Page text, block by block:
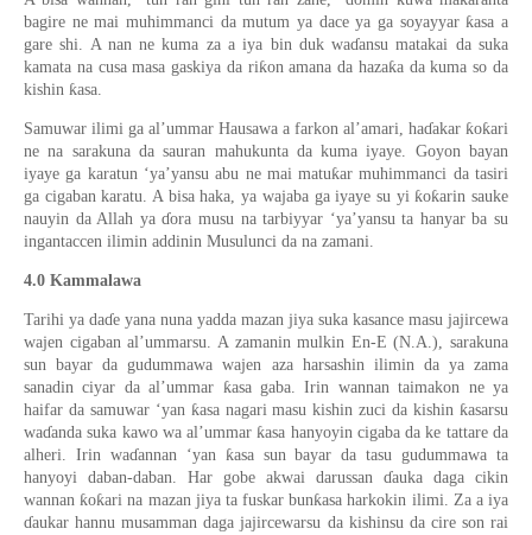
bagire ne mai muhimmanci da mutum ya dace ya ga soyayyarƙasa a
gare shi. A nan ne kuma za a iya bin duk waɗansu matakai da suka
kamata na cusa masa gaskiya da riƙon amana da hazaƙa da kuma so da
kishin ƙasa.
Samuwar ilimi ga al’ummar Hausawa a farkon al’amari, haɗakar ƙoƙari
ne na sarakuna da sauran mahukunta da kuma iyaye. Goyon bayan
iyaye ga karatun ‘ya’yansu abu ne mai matuƙar muhimmanci da tasiri
ga cigaban karatu. A bisa haka, ya wajaba ga iyaye su yiƙoƙarin sauke
nauyin da Allah yaɗora musu na tarbiyyar ‘ya’yansu ta hanyar ba su
ingantaccen ilimin addinin Musulunci da na zamani.
4.0 Kammalawa
Tarihi ya daɗe yana nuna yadda mazan jiya suka kasance masu jajircewa
wajen cigaban al’ummarsu. A zamanin mulkin En-E (N.A.), sarakuna
sun bayar da gudummawa wajen aza harsashin ilimin da ya zama
sanadin ciyar da al’ummar ƙasa gaba.Irin wannan taimakon ne ya
haifar da samuwar ‘yan ƙasa nagari masu kishin zuci da kishinƙasarsu
waɗanda suka kawo wa al’ummarƙasa hanyoyin cigaba da ke tattare da
alheri. Irin waɗannan ‘yan ƙasa sun bayar da tasu gudummawa ta
hanyoyi daban-daban. Har gobe akwai darussan ɗauka daga cikin
wannanƙoƙari na mazan jiya ta fuskar bunƙasa harkokin ilimi. Za a iya
ɗaukar hannu musamman daga jajircewarsu da kishinsu da cire son rai